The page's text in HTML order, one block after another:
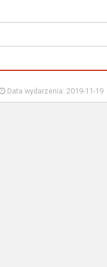
Data wydarzenia: 2019-11-19